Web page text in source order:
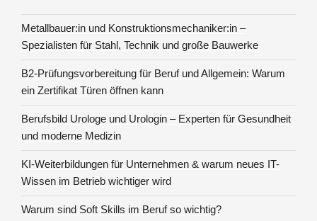
Metallbauer:in und Konstruktionsmechaniker:in –
Spezialisten für Stahl, Technik und große Bauwerke
B2-Prüfungsvorbereitung für Beruf und Allgemein: Warum
ein Zertifikat Türen öffnen kann
Berufsbild Urologe und Urologin – Experten für Gesundheit
und moderne Medizin
KI-Weiterbildungen für Unternehmen & warum neues IT-
Wissen im Betrieb wichtiger wird
Warum sind Soft Skills im Beruf so wichtig?